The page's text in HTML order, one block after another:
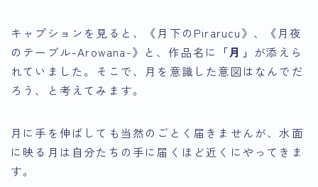
キャプションを見ると、《月下のPirarucu》、《月夜
のテーブル-Arowana-》と、作品名に
「月」 が添えら
れていました。そこで、月を意識した意図はなんでだ
ろう、と考えてみます。
月に手を伸ばしても当然のごとく届きませんが、水面
に映る月は自分たちの手に届くほど近くにやってきま
す。